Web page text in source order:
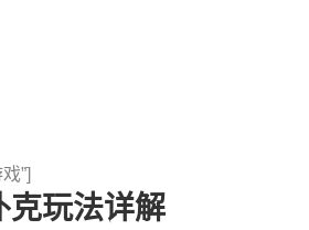
”]
克玩法详解